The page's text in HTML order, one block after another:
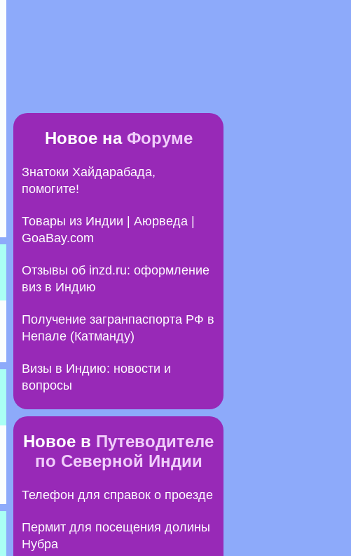
Новое на Форуме
Знатоки Хайдарабада,
помогите!
Товары из Индии | Аюрведа |
GoaBay.com
Отзывы об inzd.ru: оформление
виз в Индию
Получение загранпаспорта РФ в
Непале (Катманду)
Визы в Индию: новости и
вопросы
Новое в Путеводителе
по Северной Индии
Телефон для справок о проезде
Пермит для посещения долины
Нубра